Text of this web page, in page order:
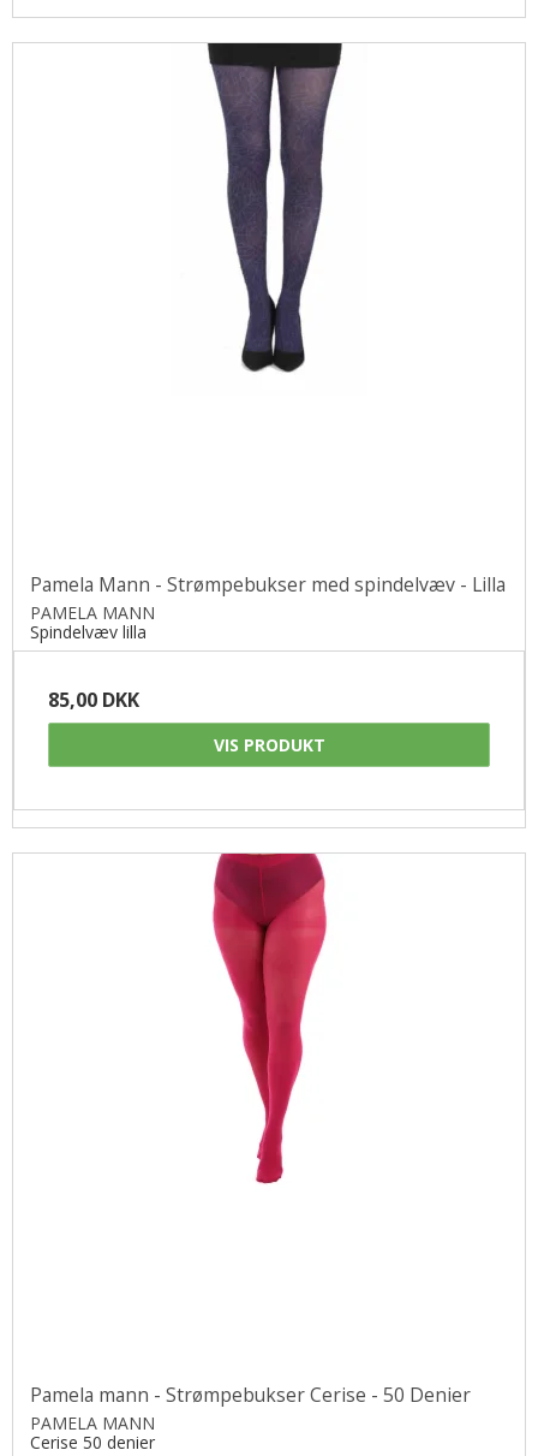
Pamela Mann - Strømpebukser med spindelvæv - Lilla
PAMELA MANN
Spindelvæv lilla
85,00 DKK
VIS PRODUKT
Pamela mann - Strømpebukser Cerise - 50 Denier
PAMELA MANN
Cerise 50 denier